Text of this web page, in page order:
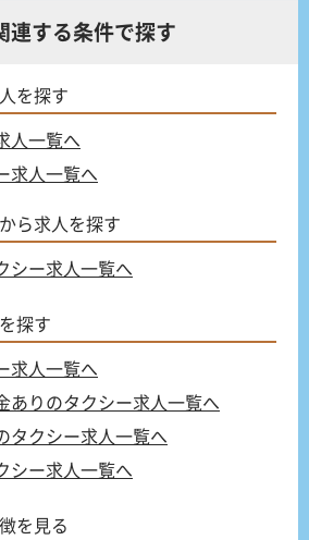
連する条件で探す
を探す
人一覧へ
求人一覧へ
から求人を探す
シー求人一覧へ
探す
求人一覧へ
ありのタクシー求人一覧へ
タクシー求人一覧へ
シー求人一覧へ
を見る